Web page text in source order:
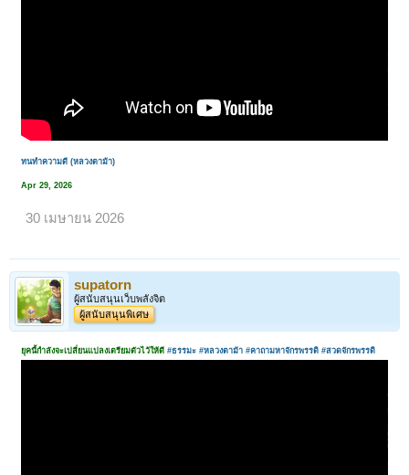
ทนทำความดี (หลวงตาม้า)
Apr 29, 2026
30 เมษายน 2026
supatorn
ผู้สนับสนุนเว็บพลังจิต
ผู้สนับสนุนพิเศษ
ยุคนี้กำลังจะเปลี่ยนแปลงเตรียมตัวไว้ให้ดี#ธรรมะ #หลวงตาม้า #คาถามหาจักรพรรดิ #สวดจักรพรรดิ